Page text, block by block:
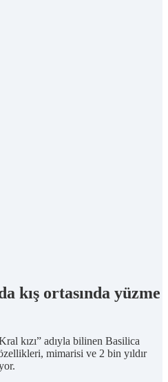
kış ortasında yüzme
kızı” adıyla bilinen Basilica
mimarisi ve 2 bin yıldır